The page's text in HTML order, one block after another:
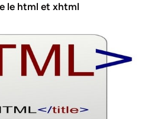
le html et xhtml